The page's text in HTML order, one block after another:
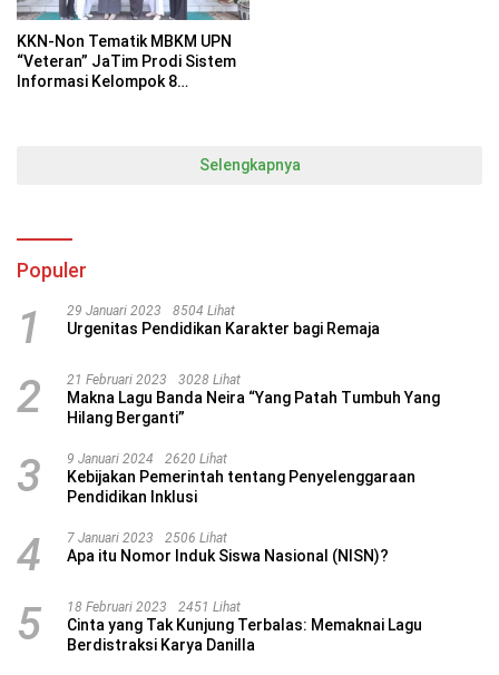
KKN-Non Tematik MBKM UPN
“Veteran” JaTim Prodi Sistem
Informasi Kelompok 8
Selengkapnya
Populer
1 29 Januari 2023 8504 Lihat
Urgenitas Pendidikan Karakter bagi Remaja
2 21 Februari 2023 3028 Lihat
Makna Lagu Banda Neira “Yang Patah Tumbuh Yang
Hilang Berganti”
3 9 Januari 2024 2620 Lihat
Kebijakan Pemerintah tentang Penyelenggaraan
Pendidikan Inklusi
4 7 Januari 2023 2506 Lihat
Apa itu Nomor Induk Siswa Nasional (NISN)?
5 18 Februari 2023 2451 Lihat
Cinta yang Tak Kunjung Terbalas: Memaknai Lagu
Berdistraksi Karya Danilla